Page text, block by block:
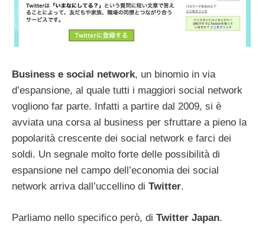
Business e social network, un binomio in via
d’espansione, al quale tutti i maggiori social network
vogliono far parte. Infatti a partire dal 2009, si è
avviata una corsa al business per sfruttare a pieno la
popolarità crescente dei social network e farci dei
soldi. Un segnale molto forte delle possibilità di
espansione nel campo dell’economia dei social
network arriva dall’uccellino di Twitter.
Parliamo nello specifico però, di Twitter Japan.